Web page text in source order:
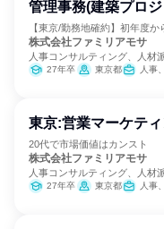
管理事務(建築プロ
【東京/勤務地確約】初年度か
株式会社ファミリアモサ
人事コンサルティング、人材
27年卒 東京都 人事、
東京:営業マーケテ
20代で市場価値はカンスト
株式会社ファミリアモサ
人事コンサルティング、人材
27年卒 東京都 人事